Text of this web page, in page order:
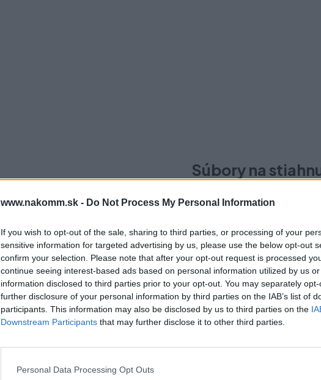
www.nakomm.sk - Do Not Process My Personal Information
If you wish to opt-out of the sale, sharing to third parties, or processing of your
sensitive information for targeted advertising by us, please use the below opt-out
confirm your selection. Please note that after your opt-out request is processed
continue seeing interest-based ads based on personal information utilized by us
information disclosed to third parties prior to your opt-out. You may separately
further disclosure of your personal information by third parties on the IAB’s list of
participants. This information may also be disclosed by us to third parties on the
Downstream Participants that may further disclose it to other third parties.
Personal Data Processing Opt Outs
Súbory na
TBX-Antaro-Vnútorný-
Prečo si vybrať tento